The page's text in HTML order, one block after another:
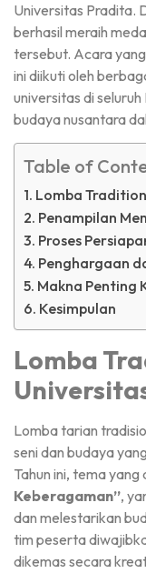
Universitas Pradita.
berhasil meraih
tersebut. Acara
ini diikuti oleh
universitas di
budaya nusantara
Table of
Lomba
Penampilan
Proses
Penghargaan
Makna Penting
Kesimpulan
Lomba
Lomba tarian
seni dan budaya
Tahun ini, tema yang
Keberagaman”,
dan melestarikan
tim peserta
dikemas secara